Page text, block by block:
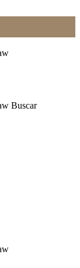
Buscar